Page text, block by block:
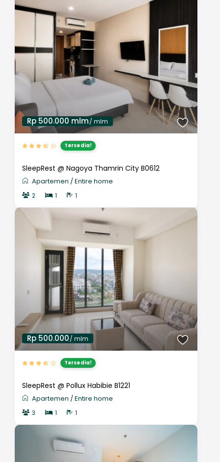
Rp 500.000 mlm/ mlm
Tersedia!
SleepRest @ Nagoya Thamrin City B0612
Apartemen /Entire home
2 1 1
Rp 500.000/ mlm
Tersedia!
SleepRest @ Pollux Habibie B1221
Apartemen /Entire home
3 1 1